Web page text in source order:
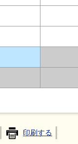
印刷する